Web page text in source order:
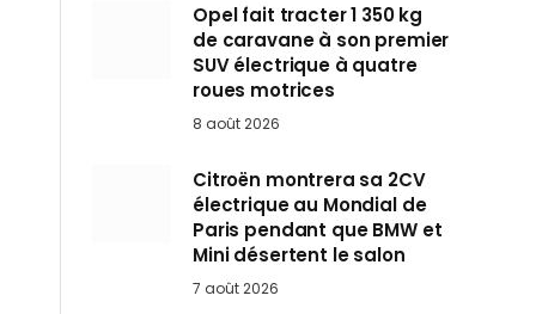
Opel fait tracter 1 350 kg
de caravane à son premier
SUV électrique à quatre
roues motrices
8 août 2026
Citroën montrera sa 2CV
électrique au Mondial de
Paris pendant que BMW et
Mini désertent le salon
7 août 2026